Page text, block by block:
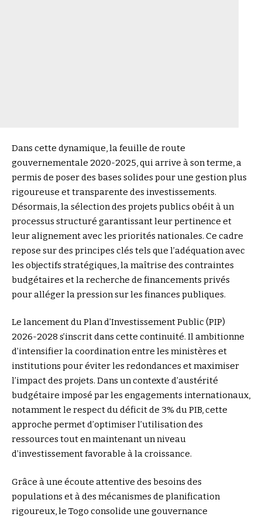
Dans cette dynamique, la feuille de route
gouvernementale 2020-2025, qui arrive à son terme, a
permis de poser des bases solides pour une gestion plus
rigoureuse et transparente des investissements.
Désormais, la sélection des projets publics obéit à un
processus structuré garantissant leur pertinence et
leur alignement avec les priorités nationales. Ce cadre
repose sur des principes clés tels que l’adéquation avec
les objectifs stratégiques, la maîtrise des contraintes
budgétaires et la recherche de financements privés
pour alléger la pression sur les finances publiques.
Le lancement du Plan d’Investissement Public (PIP)
2026-2028 s’inscrit dans cette continuité. Il ambitionne
d’intensifier la coordination entre les ministères et
institutions pour éviter les redondances et maximiser
l’impact des projets. Dans un contexte d’austérité
budgétaire imposé par les engagements internationaux,
notamment le respect du déficit de 3% du PIB, cette
approche permet d’optimiser l’utilisation des
ressources tout en maintenant un niveau
d’investissement favorable à la croissance.
Grâce à une écoute attentive des besoins des
populations et à des mécanismes de planification
rigoureux, le Togo consolide une gouvernance